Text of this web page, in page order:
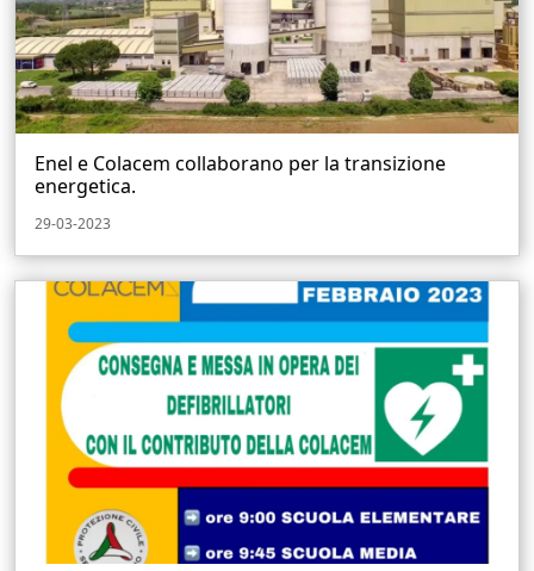
Enel e Colacem collaborano per la transizione
energetica.
29-03-2023